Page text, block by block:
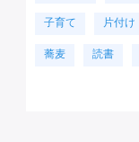
子育て 片付け
蕎麦 読書